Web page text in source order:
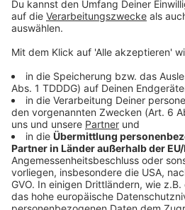
© dpa-
DAS KÖNNTE DICH AUCH
Welt